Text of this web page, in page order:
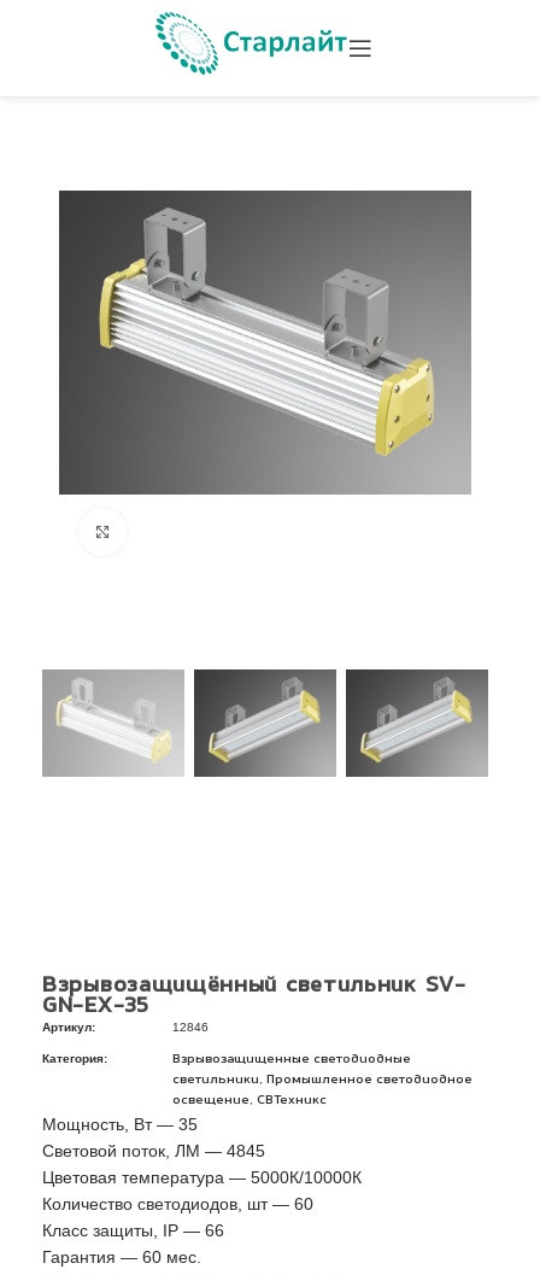
Взрывозащищённый светильник SV-
GN-EX-35
Артикул: 12846
Категория:
Взрывозащищенные светодиодные
светильники
Промышленное светодиодное
освещение
СВТехникс
Мощность, Вт — 35
Световой поток, ЛМ — 4845
Цветовая температура — 5000К/10000К
Количество светодиодов, шт — 60
Класс защиты, IP — 66
Гарантия — 60 мес.